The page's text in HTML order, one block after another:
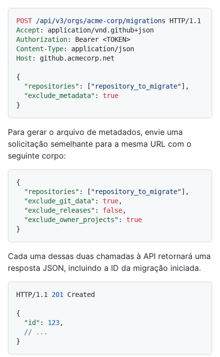
POST /api/v3/orgs/acme-corp/migrations
HTTP/1.1
Accept :
Authorization:
Content-Type:
Host : github.acmecorp.net
{
"repositories" : [ "repository_to_migrate"] ,
"exclude_metadata" :
true
}
Para gerar o arquivo de metadados, envie uma
solicitação semelhante para a mesma URL com o
seguinte corpo:
{
"repositories" : [ "repository_to_migrate"] ,
"exclude_git_data" : true,
"exclude_releases" : false,
"exclude_owner_projects" :
true
}
Cada uma dessas duas chamadas à API retornará uma
resposta JSON, incluindo a ID da migração iniciada.
HTTP/1.1 201 Created
{
"id" : 123,
// ...
}